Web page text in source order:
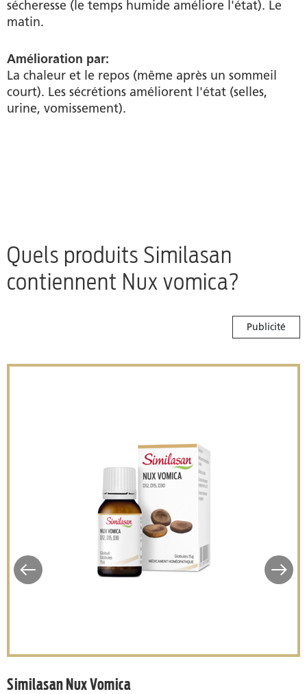
sécheresse (le temps humide améliore l'état). Le
matin.
Amélioration par:
La chaleur et le repos (même après un sommeil
court). Les sécrétions améliorent l'état (selles,
urine, vomissement).
Quels produits Similasan
contiennent Nux vomica?
Publicité
Similasan Nux Vomica
Similasan Nux Vomica